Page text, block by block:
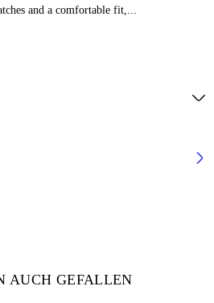
and a comfortable fit,...
AUCH GEFALLEN